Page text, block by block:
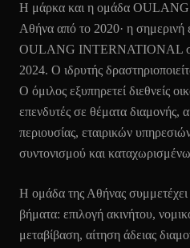
Η μάρκα και η ομάδα OULANG
Αθήνα από το 2020· η σημερινή
OULANG INTERNATIONAL
2024. Ο ιδρυτής
Ο όμιλος εξυπηρετεί διεθνείς
επενδυτές σε θέματα διαμονής,
περιουσίας, εταιρικών
συντονισμού και
Η ομάδα της Αθήνας συμμετέχει
βήματα: επιλογή ακινήτου,
μεταβίβαση, αίτηση άδειας